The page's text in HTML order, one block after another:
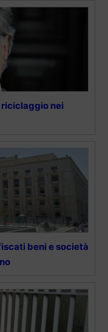
riciclaggio nei
beni e società